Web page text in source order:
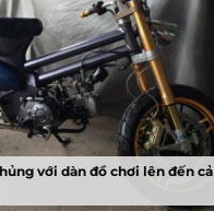
với dàn đồ chơi lên đến cả